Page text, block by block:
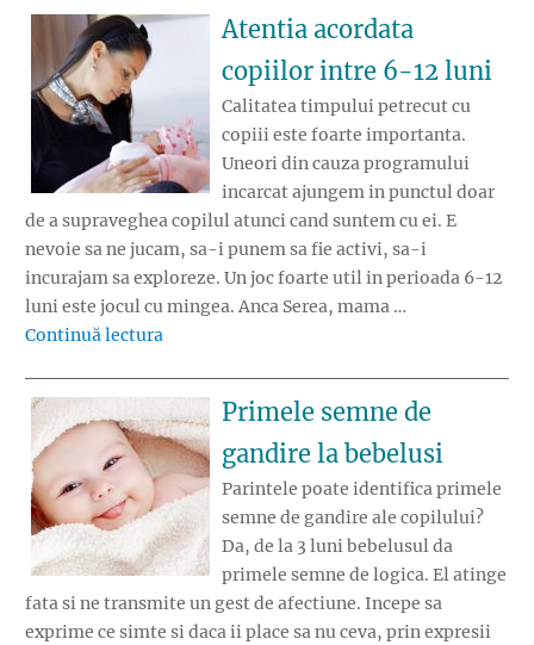
Atentia acordata
copiilor intre 6-12 luni
Calitatea timpului petrecut cu
copiii este foarte importanta.
Uneori din cauza programului
incarcat ajungem in punctul doar
de a supraveghea copilul atunci cand suntem cu ei. E
nevoie sa ne jucam, sa-i punem sa fie activi, sa-i
incurajam sa exploreze. Un joc foarte util in perioada 6-12
luni este jocul cu mingea. Anca Serea, mama …
Continuă lectura
Primele semne de
gandire la bebelusi
Parintele poate identifica primele
semne de gandire ale copilului?
Da, de la 3 luni bebelusul da
primele semne de logica. El atinge
fata si ne transmite un gest de afectiune. Incepe sa
exprime ce simte si daca ii place sa nu ceva, prin expresii